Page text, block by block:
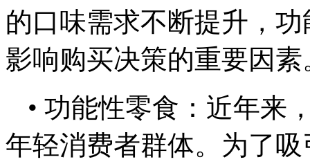
的口味需求不断提升，
影响购买决策的重要因素
• 功能性零食：近年来
年轻消费者群体。为了